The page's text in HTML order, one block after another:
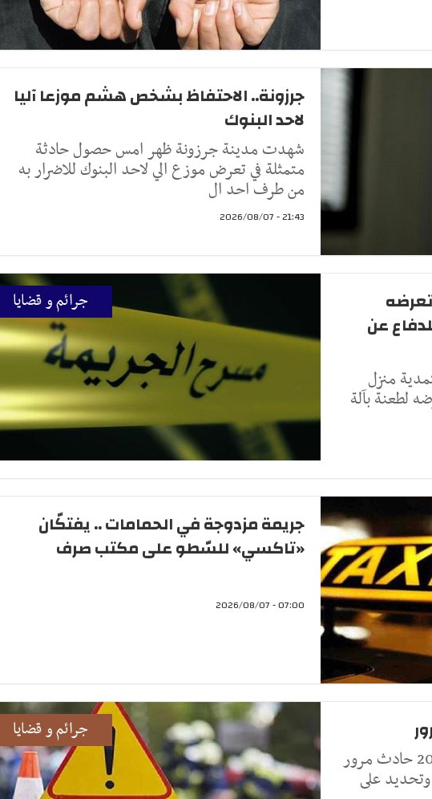
جرزونة.. الاحتفاظ بشخص هشم موزعا آليا
لاحد البنوك
شهدت مدينة جرزونة ظهر امس حصول حادثة
متمثلة في تعرض موزع الي لاحد البنوك للاضرار به
من طرف احد ال
21:43 - 2026/08/07
جرائم و قضايا
عن
منزل
لطعنة بآلة
جريمة مزدوجة في الحمامات .. يفتكّان
«تاكسي» للسّطو على مكتب صرف
07:00 - 2026/08/07
جرائم و قضايا
جد صباح أمس الخميس 6 أوت 2026 حادث مرور
مريع على الطريق الجهوية رقم 86 وتحديد على